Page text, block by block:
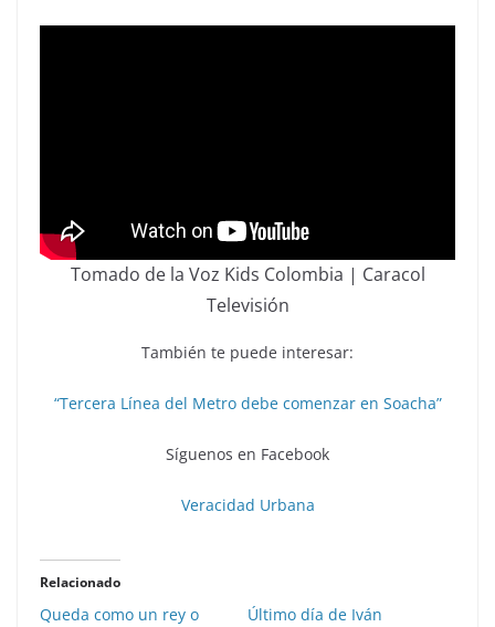
Tomado de la Voz Kids Colombia | Caracol
Televisión
También te puede interesar:
“Tercera Línea del Metro debe comenzar en Soacha”
Síguenos en Facebook
Veracidad Urbana
Relacionado
Queda como un rey o
Último día de Iván